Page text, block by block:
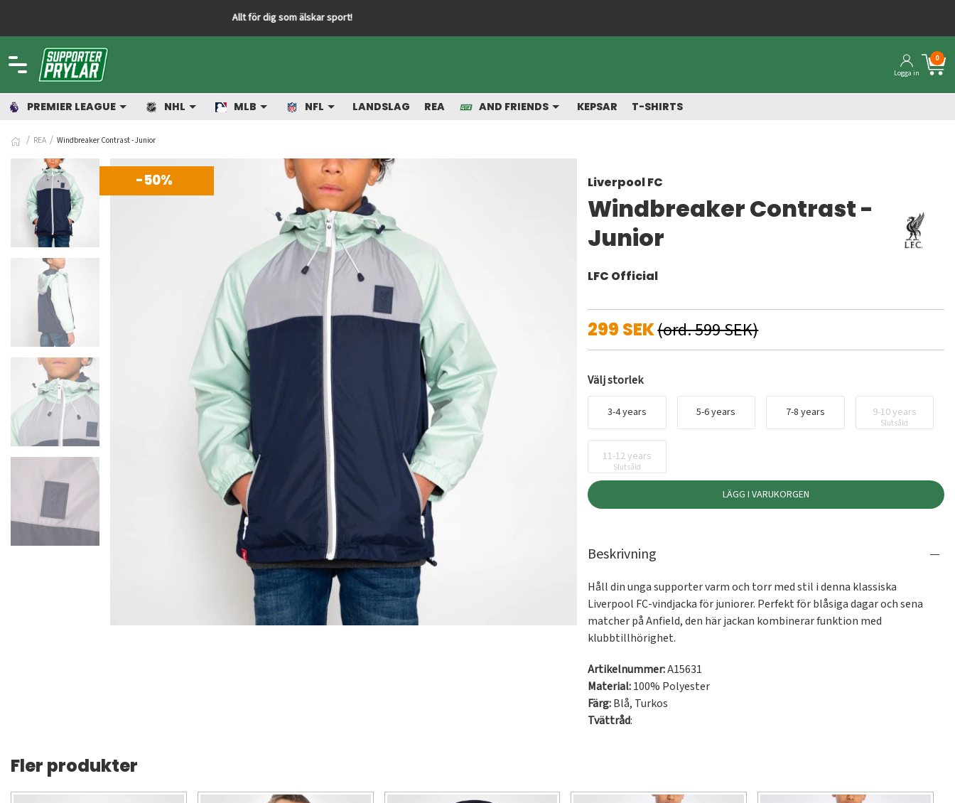
Logga in
0
PREMIER LEAGUE NHL MLB NFL LANDSLAG REA AND FRIENDS KEPSAR T-SHIRTS
REA Windbreaker Contrast - Junior
-50% Liverpool FC
Windbreaker Contrast -
Junior
LFC Official
299 SEK(ord. 599 SEK)
Välj storlek
3-4 years 5-6 years 7-8 years 9-10 years
Slutsåld
11-12 years
Slutsåld
LÄGG I VARUKORGEN
Beskrivning
Håll din unga supporter varm och torr med stil i denna klassiska
Liverpool FC-vindjacka för juniorer. Perfekt för blåsiga dagar och sena
matcher på Anfield, den här jackan kombinerar funktion med
klubbtillhörighet.
Artikelnummer:A15631
Material:100% Polyester
Färg:Blå, Turkos
Tvättråd:
Fler produkter